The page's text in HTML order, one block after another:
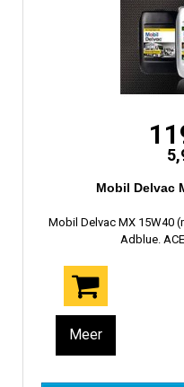
Mobil Delvac
Mobil Delvac MX 15W40
Adblue.
Meer